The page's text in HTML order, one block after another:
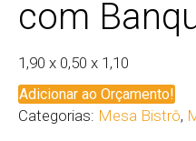
com
1,90 x 0,50 x 1,10
Adicionar ao Orçamento!
Categorias: Mesa Bistrô,